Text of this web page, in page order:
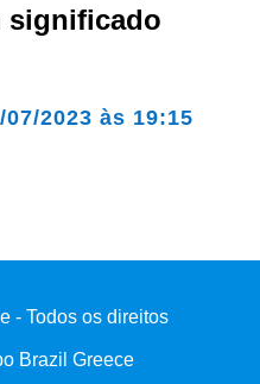
significado
07/2023 às 19:15
- Todos os direitos
Brazil Greece